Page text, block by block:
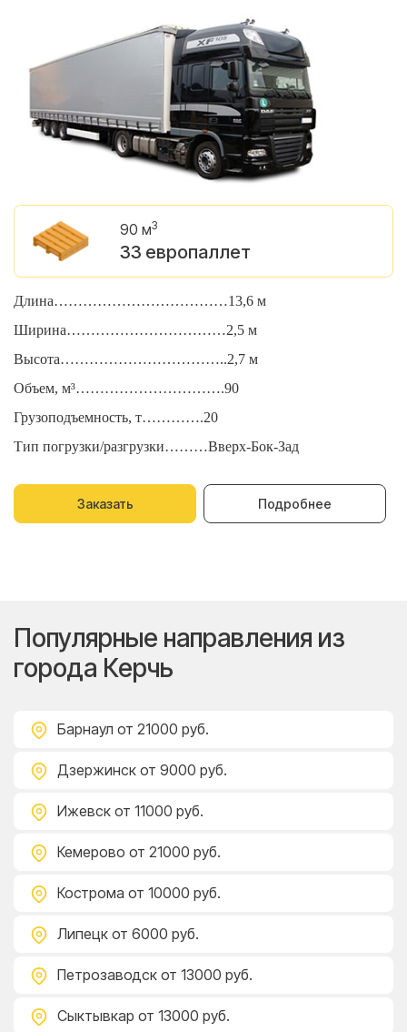
90 м3
33 европаллет
Длина………………………………13,6 м
Ширина……………………………2,5 м
Высота……………………………..2,7 м
Объем, м³………………………….90
Грузоподъемность, т………….20
Тип погрузки/разгрузки………Вверх-Бок-Зад
Заказать Подробнее
Популярные направления из
города Керчь
Барнаул от 21000 руб.
Дзержинск от 9000 руб.
Ижевск от 11000 руб.
Кемерово от 21000 руб.
Кострома от 10000 руб.
Липецк от 6000 руб.
Петрозаводск от 13000 руб.
Сыктывкар от 13000 руб.